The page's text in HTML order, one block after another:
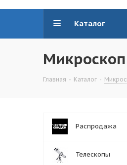
Каталог
Главная - Каталог -
Распродажа
Телескопы